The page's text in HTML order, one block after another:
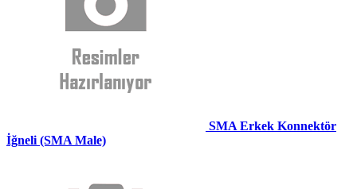
SMA Erkek Konnektör
İğneli (SMA Male)